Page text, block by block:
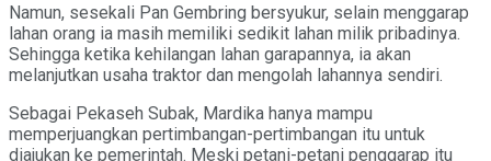
Namun, sesekali Pan Gembring bersyukur, selain menggarap
lahan orang ia masih memiliki sedikit lahan milik pribadinya.
Sehingga ketika kehilangan lahan garapannya, ia akan
melanjutkan usaha traktor dan mengolah lahannya sendiri.
Sebagai Pekaseh Subak, Mardika hanya mampu
memperjuangkan pertimbangan-pertimbangan itu untuk
diajukan ke pemerintah. Meski petani-petani penggarap itu